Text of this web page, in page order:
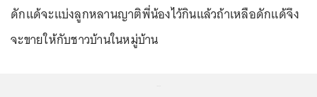
ดักแด้จะแบ่งลูกหลานญาติพี่น้องไว้กินแล้วถ้าเหลือดักแด้จึง
จะขายให้กับชาวบ้านในหมู่บ้าน